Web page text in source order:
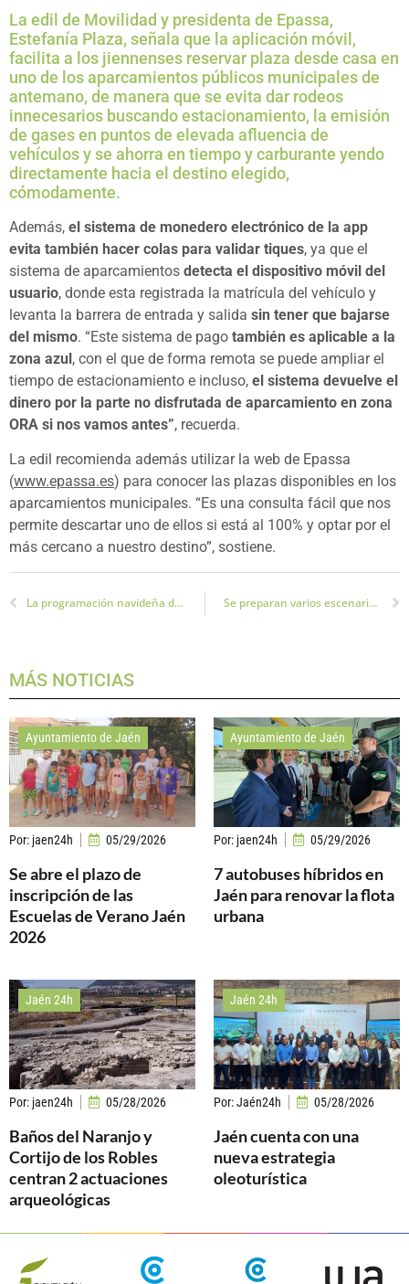
La edil de Movilidad y presidenta de Epassa,
Estefanía Plaza, señala que la aplicación móvil,
facilita a los jiennenses reservar plaza desde casa en
uno de los aparcamientos públicos municipales de
antemano, de manera que se evita dar rodeos
innecesarios buscando estacionamiento, la emisión
de gases en puntos de elevada afluencia de
vehículos y se ahorra en tiempo y carburante yendo
directamente hacia el destino elegido,
cómodamente.
Además, el sistema de monedero electrónico de la app
evita también hacer colas para validar tiques, ya que el
sistema de aparcamientos detecta el dispositivo móvil del
usuario, donde esta registrada la matrícula del vehículo y
levanta la barrera de entrada y salida sin tener que bajarse
del mismo. “Este sistema de pago también es aplicable a la
zona azul, con el que de forma remota se puede ampliar el
tiempo de estacionamiento e incluso, el sistema devuelve el
dinero por la parte no disfrutada de aparcamiento en zona
ORA si nos vamos antes”, recuerda.
La edil recomienda además utilizar la web de Epassa
(www.epassa.es) para conocer las plazas disponibles en los
aparcamientos municipales. “Es una consulta fácil que nos
permite descartar uno de ellos si está al 100% y optar por el
más cercano a nuestro destino”, sostiene.
La programación navideña de Jaén, cuenta con una programación con más de 70 actividades hasta Reyes Se preparan varios escenarios dependiendo de «la situación covid» que haya, para la cabalgata de Reyes en Jaén
MÁS NOTICIAS
Ayuntamiento de Jaén
Por: jaen24h 05/29/2026
Se abre el plazo de
inscripción de las
Escuelas de Verano Jaén
2026
Ayuntamiento de Jaén
Por: jaen24h 05/29/2026
7 autobuses híbridos en
Jaén para renovar la flota
urbana
Jaén 24h
Por: jaen24h 05/28/2026
Baños del Naranjo y
Cortijo de los Robles
centran 2 actuaciones
arqueológicas
Jaén 24h
Por:Jaén24h 05/28/2026
Jaén cuenta con una
nueva estrategia
oleoturística